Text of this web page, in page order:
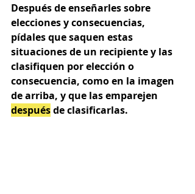
Después de enseñarles sobre
elecciones y consecuencias,
pídales que saquen estas
situaciones de un recipiente y las
clasifiquen por elección o
consecuencia, como en la imagen
de arriba, y que las emparejen
después de clasificarlas.